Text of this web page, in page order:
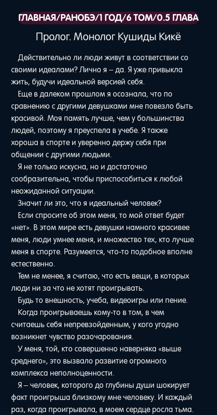
ГЛАВНАЯ/РАНОБЭ/1 ГОД/6 ТОМ/0.5 ГЛАВА
Пролог. Монолог Кушиды Кикё
Действительно ли люди живут в соответствии со
своими идеалами? Лично я – да. Я уже привыкла
жить, будучи идеальной версией себя.
Еще в далеком прошлом я осознала, что по
сравнению с другими девушками мне повезло быть
красивой. Моя память лучше, чем у большинства
людей, поэтому я преуспела в учебе. Я также
хороша в спорте и уверенно держу себя при
общении с другими людьми.
Я не только искусна, но и достаточно
сообразительна, чтобы приспособиться к любой
неожиданной ситуации.
Значит ли это, что я идеальный человек?
Если спросите об этом меня, то мой ответ будет
«нет». В этом мире есть девушки намного красивее
меня, люди умнее меня, и множество тех, кто лучше
меня в спорте. Разумеется, что-то подобное вполне
естественно.
Тем не менее, я считаю, что есть вещи, в которых
люди ни за что не хотят проигрывать.
Будь то внешность, учеба, видеоигры или пение.
Когда проигрываешь кому-то в том, в чем
считаешь себя непревзойденным, у кого угодно
возникнет чувство разочарования.
У меня, той, кто совершенно наверняка «выше
среднего», это вызвало развитие огромного
комплекса неполноценности.
Я – человек, которого до глубины души шокирует
факт проигрыша близкому мне человеку. И каждый
раз, когда проигрывала, в моем сердце росла тьма.